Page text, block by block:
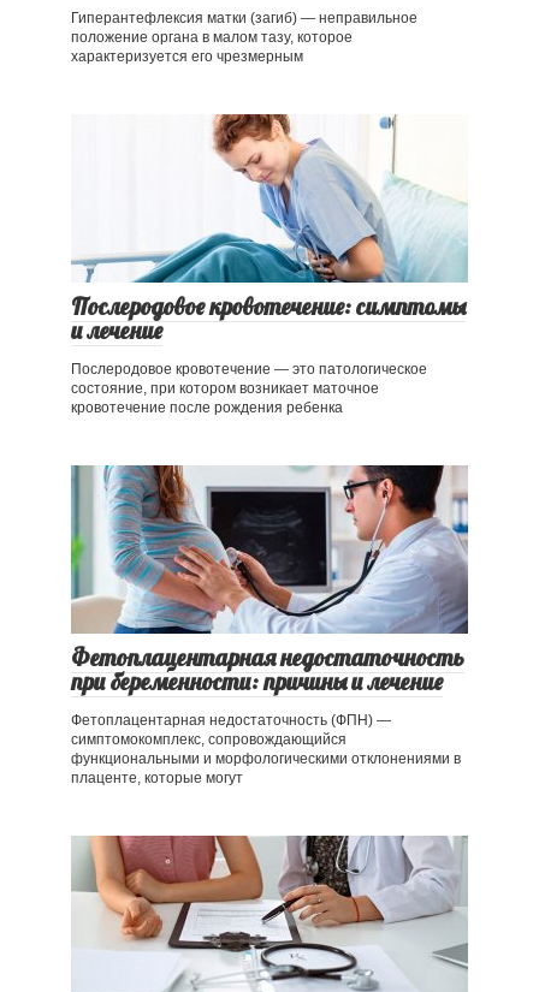
Гиперантефлексия матки (загиб) — неправильное
положение органа в малом тазу, которое
характеризуется его чрезмерным
Послеродовое кровотечение: симптомы
и лечение
Послеродовое кровотечение — это патологическое
состояние, при котором возникает маточное
кровотечение после рождения ребенка
Фетоплацентарная недостаточность
при беременности: причины и лечение
Фетоплацентарная недостаточность (ФПН) —
симптомокомплекс, сопровождающийся
функциональными и морфологическими отклонениями в
плаценте, которые могут